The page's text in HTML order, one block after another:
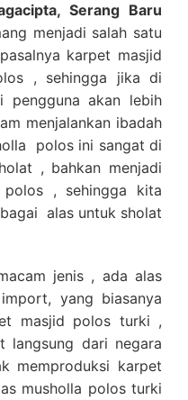
Serang Baru
menjadi salah satu
karpet masjid
, sehingga jika di
pengguna akan lebih
menjalankan ibadah
polos ini sangat di
, bahkan menjadi
, sehingga kita
alas untuk sholat
jenis , ada alas
yang biasanya
masjid polos turki ,
dari negara
memproduksi karpet
musholla polos turki